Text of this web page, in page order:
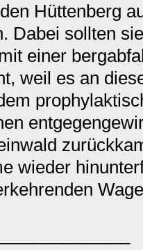
Hüttenberg
Dabei sollten
einer
weil es an
wieder